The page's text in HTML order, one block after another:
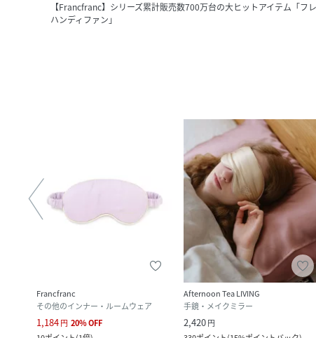
【Francfranc】シリーズ累計販売数700万台の大ヒットアイテム「フレ
ハンディファン」
Francfranc
その他のインナー・ルームウェア
1,184円 20%OFF
Afternoon Tea LIVING
手鏡・メイクミラー
2,420円